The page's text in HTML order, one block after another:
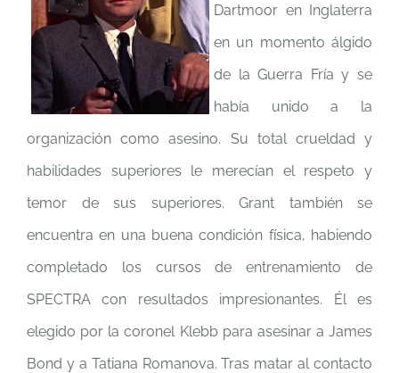
Dartmoor en Inglaterra
en un momento álgido
de la Guerra Fría y se
había unido a la
organización como asesino. Su total crueldad y
habilidades superiores le merecían el respeto y
temor de sus superiores. Grant también se
encuentra en una buena condición física, habiendo
completado los cursos de entrenamiento de
SPECTRA con resultados impresionantes. Él es
elegido por la coronel Klebb para asesinar a James
Bond y a Tatiana Romanova. Tras matar al contacto